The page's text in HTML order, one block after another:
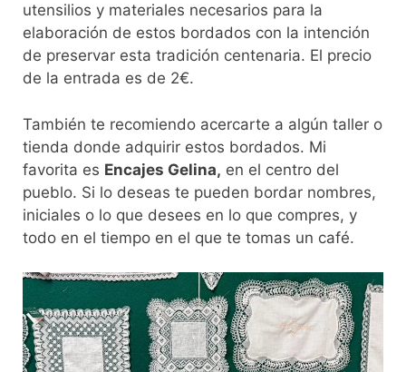
utensilios y materiales necesarios para la
elaboración de estos bordados con la intención
de preservar esta tradición centenaria. El precio
de la entrada es de 2€.
También te recomiendo acercarte a algún taller o
tienda donde adquirir estos bordados. Mi
favorita es Encajes Gelina, en el centro del
pueblo. Si lo deseas te pueden bordar nombres,
iniciales o lo que desees en lo que compres, y
todo en el tiempo en el que te tomas un café.